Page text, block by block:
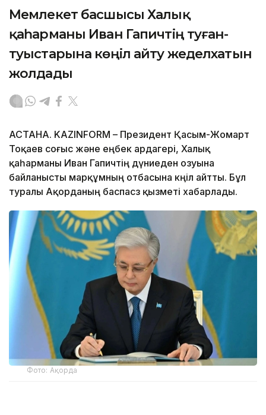
Мемлекет басшысы Халық
қаһарманы Иван Гапичтің туған-
туыстарына көңіл айту жеделхатын
жолдады
АСТАНА. KAZINFORM – Президент Қасым-Жомарт
Тоқаев соғыс және еңбек ардагері, Халық
қаһарманы Иван Гапичтің дүниеден озуына
байланысты марқұмның отбасына көңіл айтты. Бұл
туралы Ақорданың баспасөз қызметі хабарлады.
Фото: Ақорда